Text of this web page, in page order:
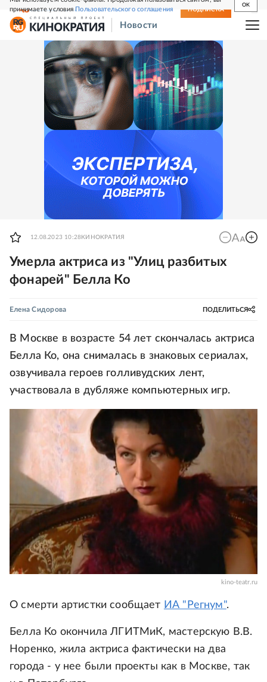
принимаете условияПользовательского соглашения
OK
СВЕЖИЙ НОМЕР ПОДПИСКА
Новости
12.08.2023 10:28 КИНОКРАТИЯ
Умерла актриса из "Улиц разбитых
фонарей" Белла Ко
Елена Сидорова ПОДЕЛИТЬСЯ
В Москве в возрасте 54 лет скончалась актриса
Белла Ко, она снималась в знаковых сериалах,
озвучивала героев голливудских лент,
участвовала в дубляже компьютерных игр.
kino-teatr.ru
О смерти артистки сообщает ИА "Регнум".
Белла Ко окончила ЛГИТМиК, мастерскую В.В.
Норенко, жила актриса фактически на два
города - у нее были проекты как в Москве, так